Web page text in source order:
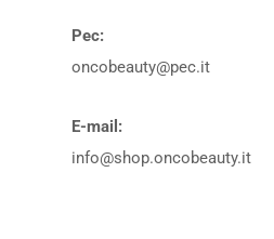
Pec:
oncobeauty@pec.it
E-mail:
info@shop.oncobeauty.it